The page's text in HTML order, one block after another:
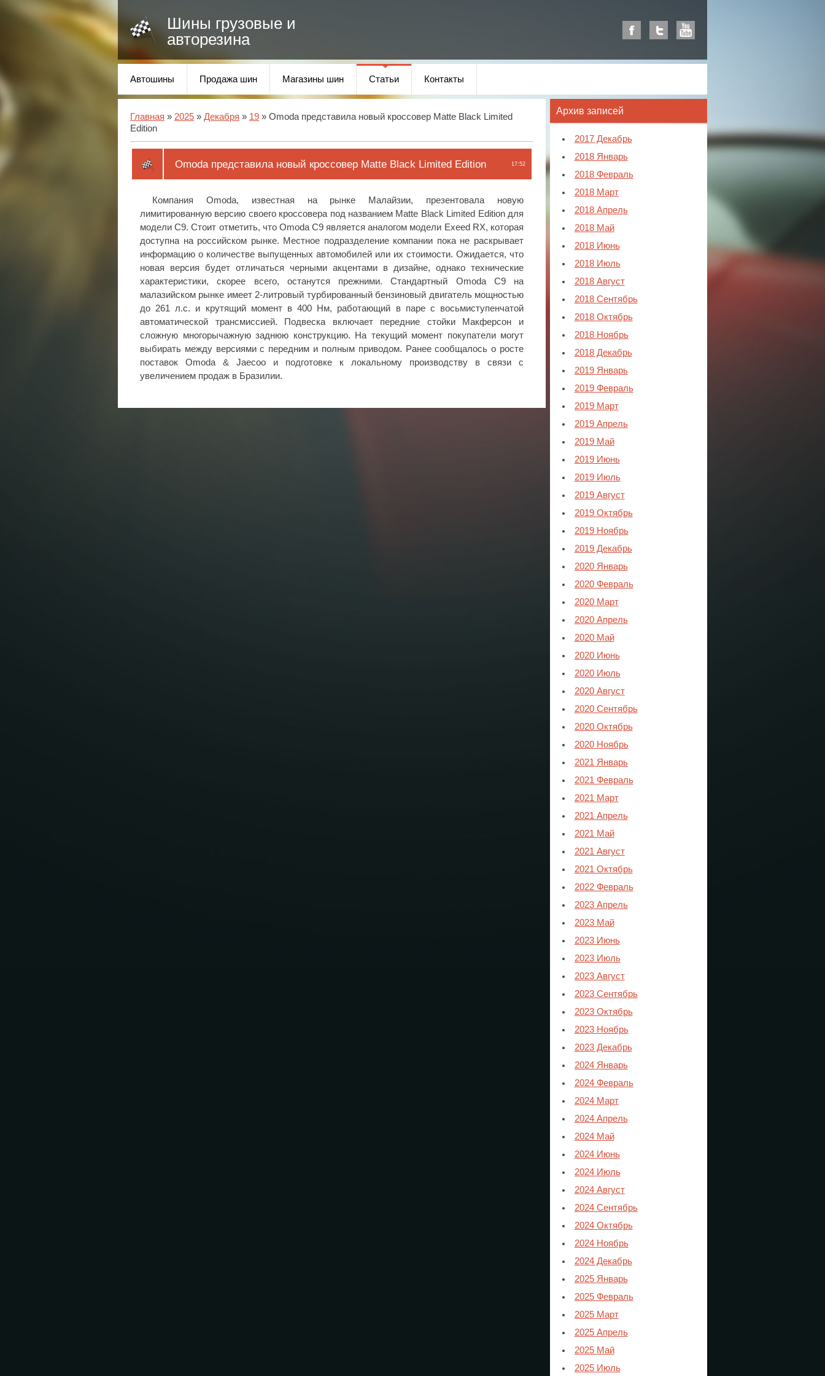
Шины грузовые и
авторезина
Автошины Продажа шин Магазины шин Статьи Контакты
Главная » 2025 » Декабря » 19 » Omoda представила новый кроссовер Matte Black Limited
Edition
17:52
Omoda представила новый кроссовер Matte Black Limited Edition
Компания Omoda, известная на рынке Малайзии, презентовала новую
лимитированную версию своего кроссовера под названием Matte Black Limited Edition для
модели C9. Стоит отметить, что Omoda C9 является аналогом модели Exeed RX, которая
доступна на российском рынке. Местное подразделение компании пока не раскрывает
информацию о количестве выпущенных автомобилей или их стоимости. Ожидается, что
новая версия будет отличаться черными акцентами в дизайне, однако технические
характеристики, скорее всего, останутся прежними. Стандартный Omoda C9 на
малазийском рынке имеет 2-литровый турбированный бензиновый двигатель мощностью
до 261 л.с. и крутящий момент в 400 Нм, работающий в паре с восьмиступенчатой
автоматической трансмиссией. Подвеска включает передние стойки Макферсон и
сложную многорычажную заднюю конструкцию. На текущий момент покупатели могут
выбирать между версиями с передним и полным приводом. Ранее сообщалось о росте
поставок Omoda & Jaecoo и подготовке к локальному производству в связи с
увеличением продаж в Бразилии.
Архив записей
2017 Декабрь
2018 Январь
2018 Февраль
2018 Март
2018 Апрель
2018 Май
2018 Июнь
2018 Июль
2018 Август
2018 Сентябрь
2018 Октябрь
2018 Ноябрь
2018 Декабрь
2019 Январь
2019 Февраль
2019 Март
2019 Апрель
2019 Май
2019 Июнь
2019 Июль
2019 Август
2019 Октябрь
2019 Ноябрь
2019 Декабрь
2020 Январь
2020 Февраль
2020 Март
2020 Апрель
2020 Май
2020 Июнь
2020 Июль
2020 Август
2020 Сентябрь
2020 Октябрь
2020 Ноябрь
2021 Январь
2021 Февраль
2021 Март
2021 Апрель
2021 Май
2021 Август
2021 Октябрь
2022 Февраль
2023 Апрель
2023 Май
2023 Июнь
2023 Июль
2023 Август
2023 Сентябрь
2023 Октябрь
2023 Ноябрь
2023 Декабрь
2024 Январь
2024 Февраль
2024 Март
2024 Апрель
2024 Май
2024 Июнь
2024 Июль
2024 Август
2024 Сентябрь
2024 Октябрь
2024 Ноябрь
2024 Декабрь
2025 Январь
2025 Февраль
2025 Март
2025 Апрель
2025 Май
2025 Июль